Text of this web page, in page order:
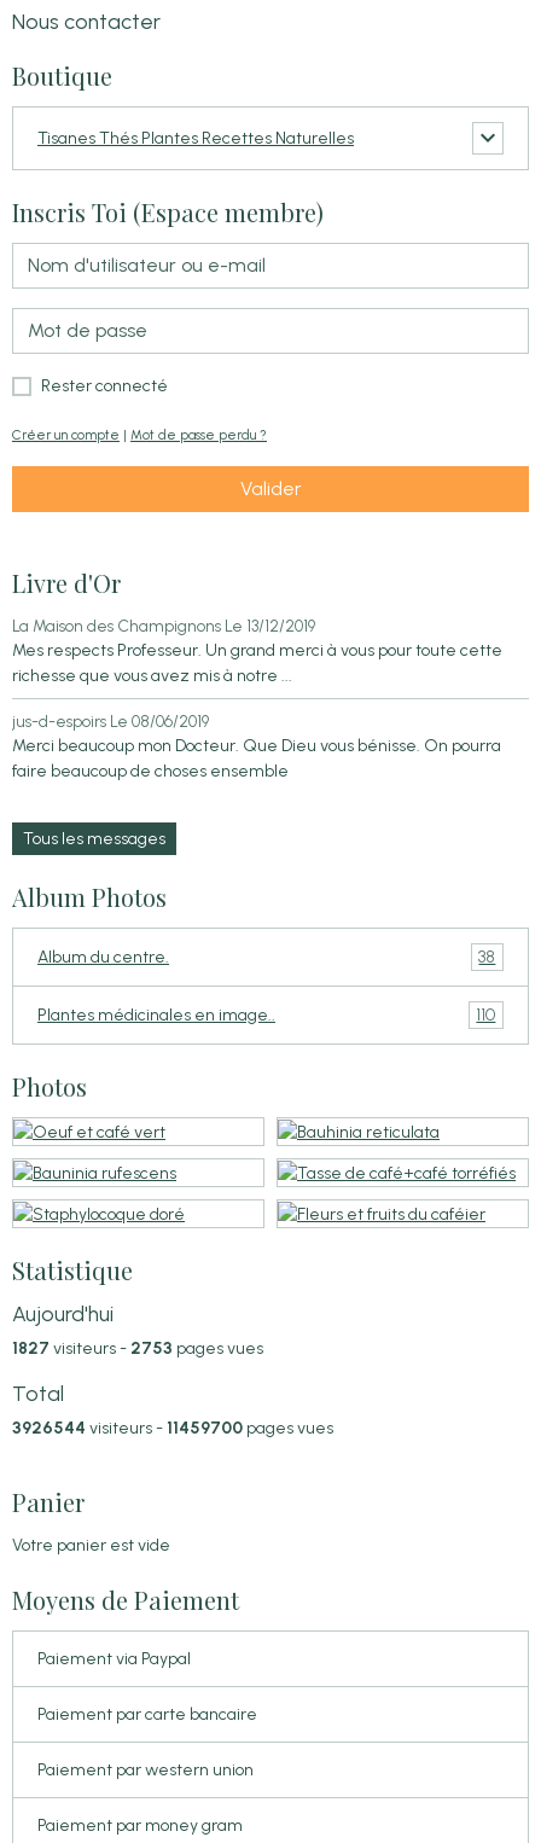
Nous contacter
Boutique
Tisanes Thés Plantes Recettes Naturelles
Inscris Toi (Espace membre)
Rester connecté
Créer un compte | Mot de passe perdu ?
Valider
Livre d'Or
La Maison des Champignons Le 13/12/2019
Mes respects Professeur. Un grand merci à vous pour toute cette
richesse que vous avez mis à notre ...
jus-d-espoirs Le 08/06/2019
Merci beaucoup mon Docteur. Que Dieu vous bénisse. On pourra
faire beaucoup de choses ensemble
Tous les messages
Album Photos
Album du centre. 38
Plantes médicinales en image.. 110
Photos
Statistique
Aujourd'hui
1827 visiteurs - 2753 pages vues
Total
3926544 visiteurs - 11459700 pages vues
Panier
Votre panier est vide
Moyens de Paiement
Paiement via Paypal
Paiement par carte bancaire
Paiement par western union
Paiement par money gram